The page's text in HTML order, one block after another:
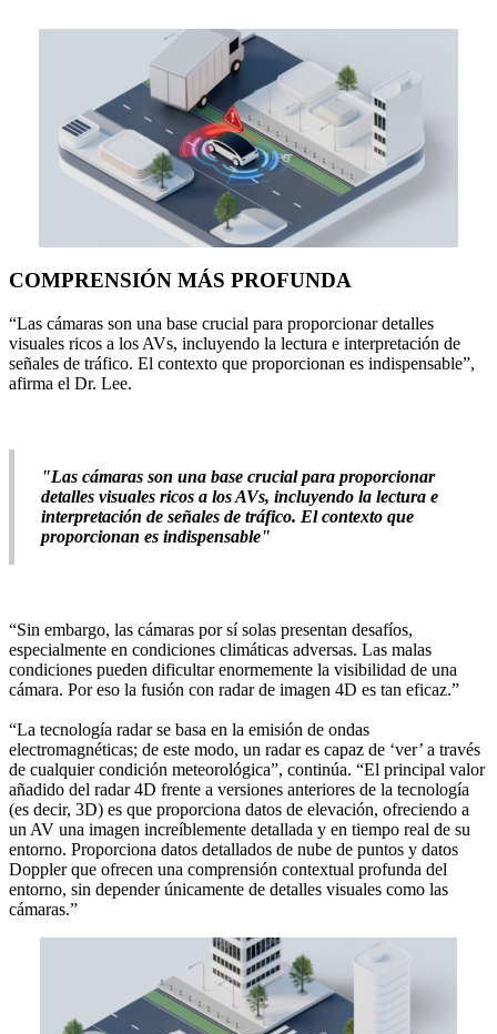
COMPRENSIÓN MÁS PROFUNDA
“Las cámaras son una base crucial para proporcionar detalles
visuales ricos a los AVs, incluyendo la lectura e interpretación de
señales de tráfico. El contexto que proporcionan es indispensable”,
afirma el Dr. Lee.
"Las cámaras son una base crucial para proporcionar
detalles visuales ricos a los AVs, incluyendo la lectura e
interpretación de señales de tráfico. El contexto que
proporcionan es indispensable"
“Sin embargo, las cámaras por sí solas presentan desafíos,
especialmente en condiciones climáticas adversas. Las malas
condiciones pueden dificultar enormemente la visibilidad de una
cámara. Por eso la fusión con radar de imagen 4D es tan eficaz.”
“La tecnología radar se basa en la emisión de ondas
electromagnéticas; de este modo, un radar es capaz de ‘ver’ a través
de cualquier condición meteorológica”, continúa. “El principal valor
añadido del radar 4D frente a versiones anteriores de la tecnología
(es decir, 3D) es que proporciona datos de elevación, ofreciendo a
un AV una imagen increíblemente detallada y en tiempo real de su
entorno. Proporciona datos detallados de nube de puntos y datos
Doppler que ofrecen una comprensión contextual profunda del
entorno, sin depender únicamente de detalles visuales como las
cámaras.”